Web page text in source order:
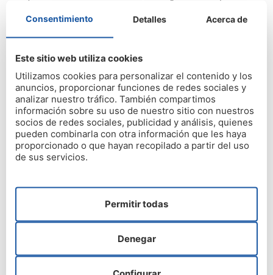
vinculadas. La información recogida mediante este
tipo de cookies se utiliza en la medición de la
actividad de los sitios web, Página Web o
navegación de los usuarios.
• Cookies publicitarias: Son aquéllas que permiten la
gestión, de la forma más eficaz posible, de los
espacios publicitarios.
cookies almacenan información del
comportamiento de los usuarios obtenida a través
específico para mostrar publicidad en función del
mismo.
Consentimiento Detalles Acerca de
Este sitio web utiliza cookies
Utilizamos cookies para personalizar el contenido y los
anuncios, proporcionar funciones de redes sociales y
analizar nuestro tráfico. También compartimos
información sobre su uso de nuestro sitio con nuestros
socios de redes sociales, publicidad y análisis, quienes
pueden combinarla con otra información que les haya
proporcionado o que hayan recopilado a partir del uso
de sus servicios.
Denegar
Permitir todas